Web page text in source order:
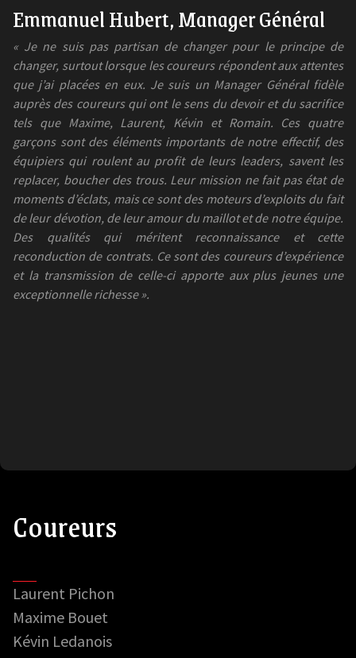
Emmanuel Hubert, Manager Général
« Je ne suis pas partisan de changer pour le principe de
changer, surtout lorsque les coureurs répondent aux attentes
que j’ai placées en eux. Je suis un Manager Général fidèle
auprès des coureurs qui ont le sens du devoir et du sacrifice
tels que Maxime, Laurent, Kévin et Romain. Ces quatre
garçons sont des éléments importants de notre effectif, des
équipiers qui roulent au profit de leurs leaders, savent les
replacer, boucher des trous. Leur mission ne fait pas état de
moments d’éclats, mais ce sont des moteurs d’exploits du fait
de leur dévotion, de leur amour du maillot et de notre équipe.
Des qualités qui méritent reconnaissance et cette
reconduction de contrats. Ce sont des coureurs d’expérience
et la transmission de celle-ci apporte aux plus jeunes une
exceptionnelle richesse ».
Coureurs
Laurent Pichon
Maxime Bouet
Kévin Ledanois